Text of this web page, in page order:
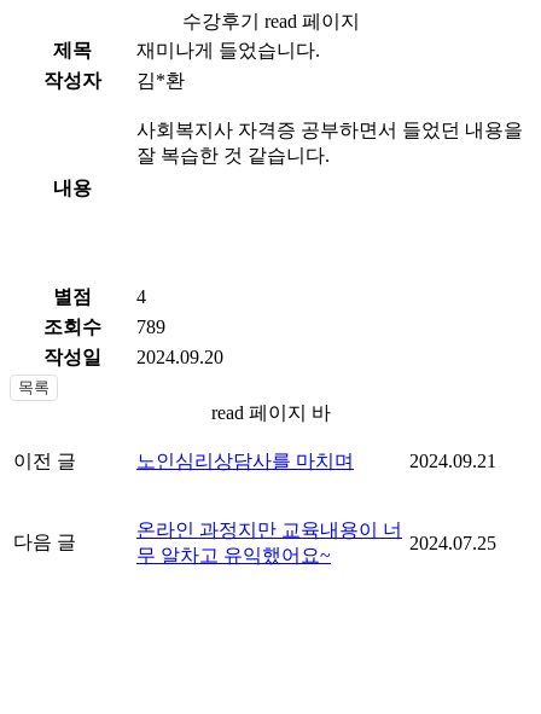
수강후기 read 페이지
제목
재미나게 들었습니다.
작성자
김*환
내용
사회복지사 자격증 공부하면서 들었던 내용을
잘 복습한 것 같습니다.
별점
4
조회수
789
작성일
2024.09.20
read 페이지 바
이전 글 노인심리상담사를 마치며 2024.09.21
다음 글
온라인 과정지만 교육내용이 너
무 알차고 유익했어요~
2024.07.25